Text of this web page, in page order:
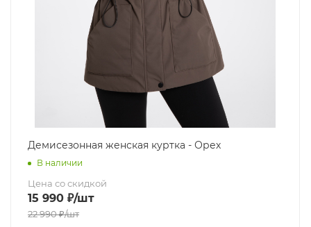
Демисезонная женская куртка - Орех
В наличии
Цена со скидкой
15 990 ₽/шт
22 990₽/шт